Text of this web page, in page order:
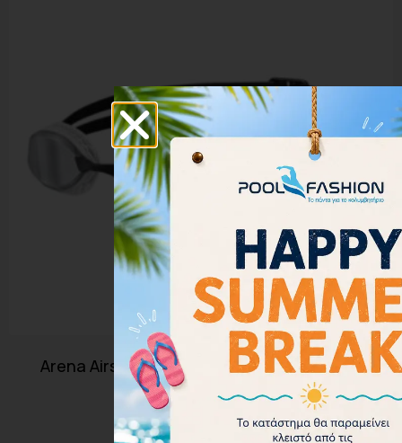
Arena Airspeed Mirror Goggles 003151-102
36.00 32.40€